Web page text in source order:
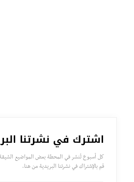
اشترك في نشرتنا
كل أسبوع تُنشر في المحطة بعض المواضيع
قم بالإشتراك في نشرتنا البريدية من هنا.